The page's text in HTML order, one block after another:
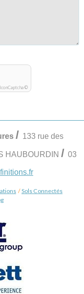
IconCaptcha ©
/ 133 rue des
HAUBOURDIN / 03
/Sols Connectés